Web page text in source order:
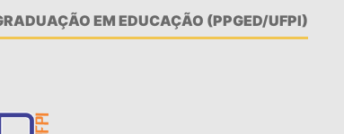
EM EDUCAÇÃO (PPGED/UFPI)